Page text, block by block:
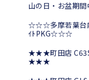
山の日・お盆期間
☆☆☆多摩若葉台
ｲﾄPKG☆☆☆
★★★町田店 C63S
★★★